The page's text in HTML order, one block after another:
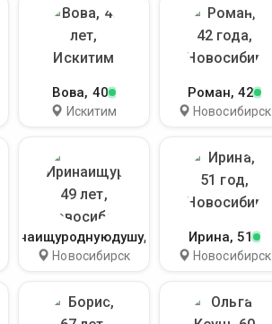
Вова, 40
Искитим
Роман, 42
Новосибирск
Иринаищуроднуюдушу, 49
Новосибирск
Ирина, 51
Новосибирск